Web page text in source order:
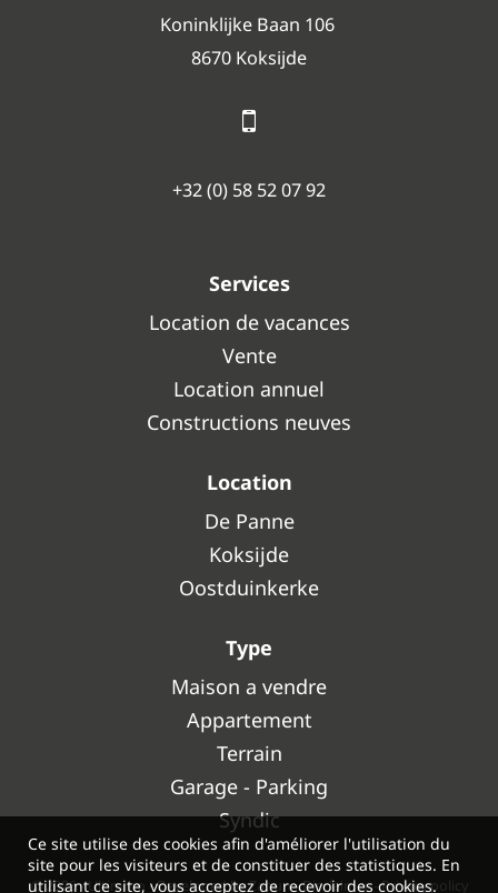
Koninklijke Baan 106
8670 Koksijde
+32 (0) 58 52 07 92
Services
Location de vacances
Vente
Location annuel
Constructions neuves
Location
De Panne
Koksijde
Oostduinkerke
Type
Maison a vendre
Appartement
Terrain
Garage - Parking
Syndic
© 2026 - Ultimmo -Developed by Zabun-Disclaimer-Privacy policy
Ce site utilise des cookies afin d'améliorer l'utilisation du
site pour les visiteurs et de constituer des statistiques. En
utilisant ce site, vous acceptez de recevoir des cookies.